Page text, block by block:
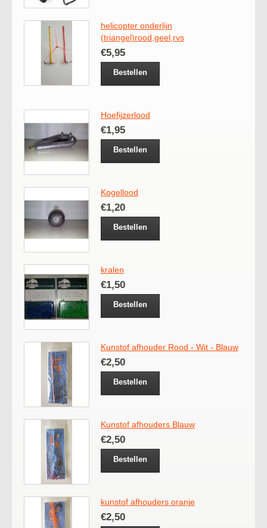
helicopter onderlijn
(triangel)rood,geel,rvs
€5,95
Bestellen
Hoefijzerlood
€1,95
Bestellen
Kogellood
€1,20
Bestellen
kralen
€1,50
Bestellen
Kunstof afhouder Rood - Wit - Blauw
€2,50
Bestellen
Kunstof afhouders Blauw
€2,50
Bestellen
kunstof afhouders oranje
€2,50